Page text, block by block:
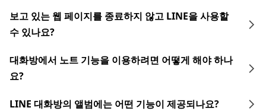
보고 있는 웹 페이지를 종료하지 않고 LINE을 사용할
수 있나요?
대화방에서 노트 기능을 이용하려면 어떻게 해야 하나
요?
LINE 대화방의 앨범에는 어떤 기능이 제공되나요?